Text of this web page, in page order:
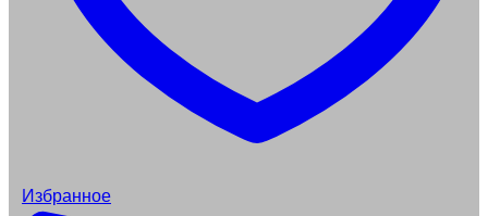
Избранное